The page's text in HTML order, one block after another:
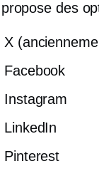
des
X
Facebook
Instagram
LinkedIn
Pinterest